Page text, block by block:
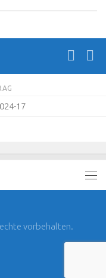
17
vorbehalten.